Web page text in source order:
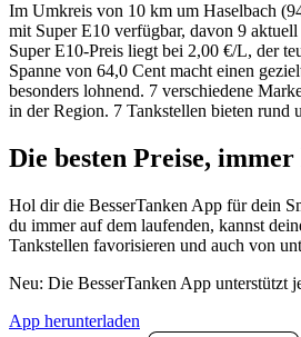
Im Umkreis von 10 km um Haselbach
mit Super E10 verfügbar, davon 9
Super E10-Preis liegt bei 2,00 €/L, der
Spanne von 64,0 Cent macht einen
besonders lohnend. 7 verschiedene
in der Region. 7 Tankstellen bieten rund
Die besten Preise, immer
Hol dir die BesserTanken App für dein
du immer auf dem laufenden, kannst
Tankstellen favorisieren und auch von
Neu: Die BesserTanken App unterstützt
App herunterladen